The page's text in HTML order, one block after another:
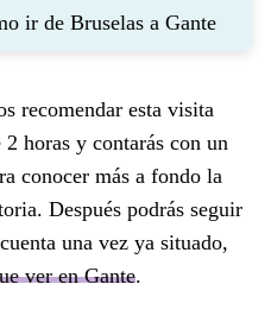
ir de Bruselas a Gante
recomendar esta visita
horas y contarás con un
conocer más a fondo la
Después podrás seguir
una vez ya situado,
ver en Gante.